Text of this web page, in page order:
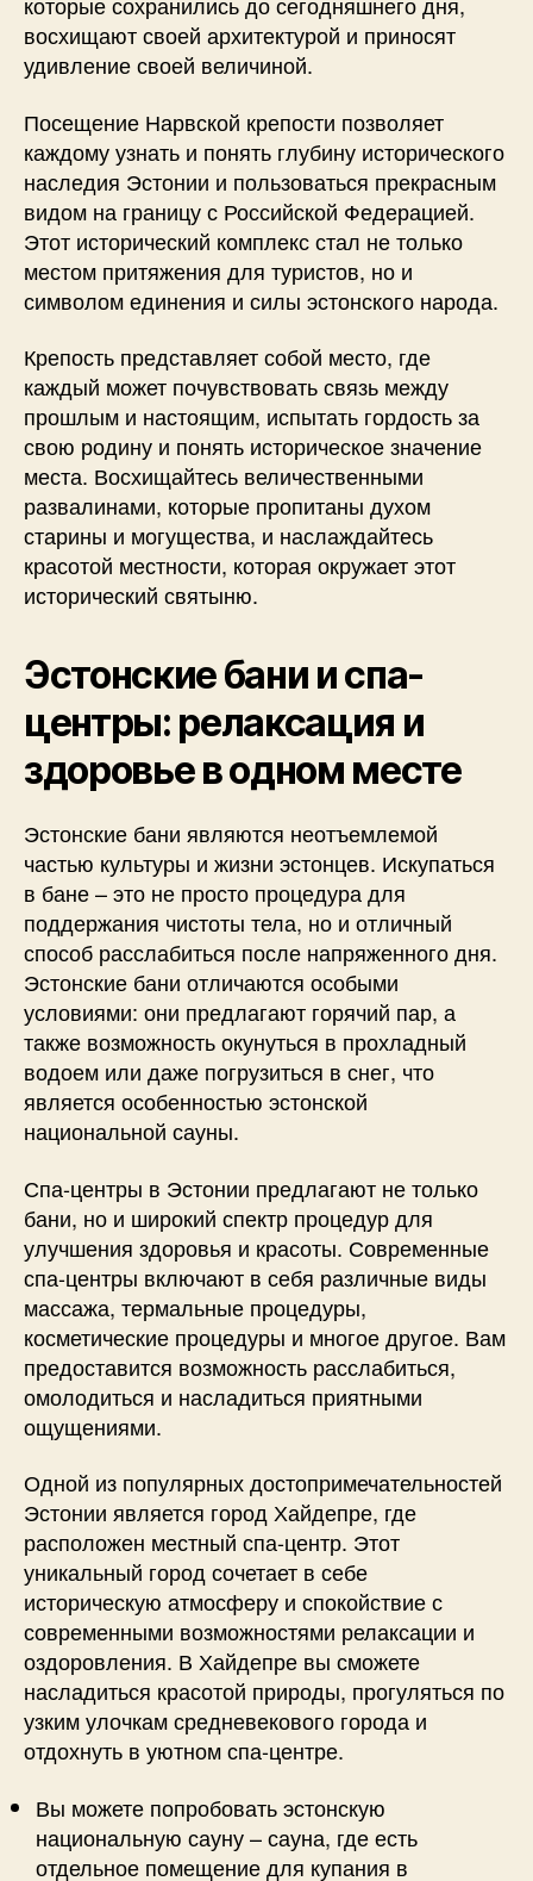
восхищают своей архитектурой и приносят
удивление своей величиной.
Посещение Нарвской крепости позволяет
каждому узнать и понять глубину исторического
наследия Эстонии и пользоваться прекрасным
видом на границу с Российской Федерацией.
Этот исторический комплекс стал не только
местом притяжения для туристов, но и
символом единения и силы эстонского народа.
Крепость представляет собой место, где
каждый может почувствовать связь между
прошлым и настоящим, испытать гордость за
свою родину и понять историческое значение
места. Восхищайтесь величественными
развалинами, которые пропитаны духом
старины и могущества, и наслаждайтесь
красотой местности, которая окружает этот
исторический святыню.
Эстонские бани и спа-
центры: релаксация и
здоровье в одном месте
Эстонские бани являются неотъемлемой
частью культуры и жизни эстонцев. Искупаться
в бане – это не просто процедура для
поддержания чистоты тела, но и отличный
способ расслабиться после напряженного дня.
Эстонские бани отличаются особыми
условиями: они предлагают горячий пар, а
также возможность окунуться в прохладный
водоем или даже погрузиться в снег, что
является особенностью эстонской
национальной сауны.
Спа-центры в Эстонии предлагают не только
бани, но и широкий спектр процедур для
улучшения здоровья и красоты. Современные
спа-центры включают в себя различные виды
массажа, термальные процедуры,
косметические процедуры и многое другое. Вам
предоставится возможность расслабиться,
омолодиться и насладиться приятными
ощущениями.
Одной из популярных достопримечательностей
Эстонии является город Хайдепре, где
расположен местный спа-центр. Этот
уникальный город сочетает в себе
историческую атмосферу и спокойствие с
современными возможностями релаксации и
оздоровления. В Хайдепре вы сможете
насладиться красотой природы, прогуляться по
узким улочкам средневекового города и
отдохнуть в уютном спа-центре.
Вы можете попробовать эстонскую
национальную сауну – сауна, где есть
отдельное помещение для купания в